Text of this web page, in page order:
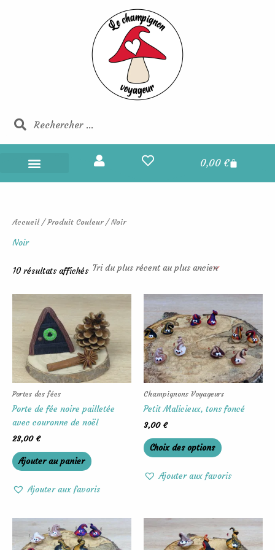
RechercherRechercher
0,00 €Panier
Accueil / Produit Couleur / Noir
Noir
10 résultats affichés
récent
au
plus
ancien
Portes des fées
Porte de fée noire pailletée
avec couronne de noël
23,00 €
Ajouter au panier
Ajouter aux favoris
Champignons Voyageurs
Petit Malicieux, tons foncé
3,00 €
Choix des options
produit
a
plusieurs
variations.
Les
options
peuvent
être
la
du
Ajouter aux favoris
Ce
produit
produit